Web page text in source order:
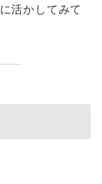
活かしてみて